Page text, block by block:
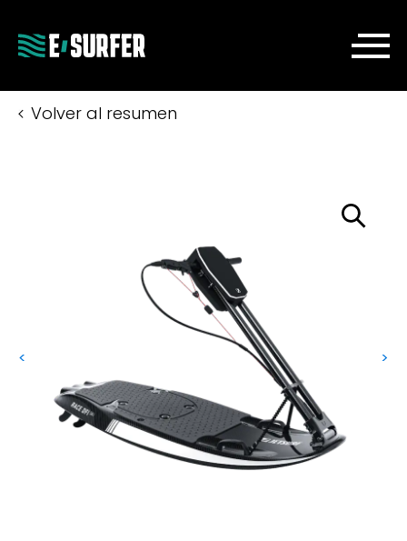
Volver al resumen
< >